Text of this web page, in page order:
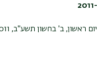
יום ראשון, ב' בחשון תשע"ב, 30.10.2011